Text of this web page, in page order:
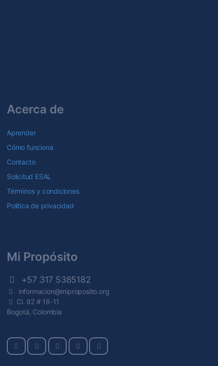
Acerca de
Aprender
Cómo funciona
Contacto
Solicitud ESAL
Términos y condiciones
Política de privacidad
Mi Propósito
+57 317 5385182
informacion@miproposito.org
Cl. 92 # 16-11
Bogotá, Colombia